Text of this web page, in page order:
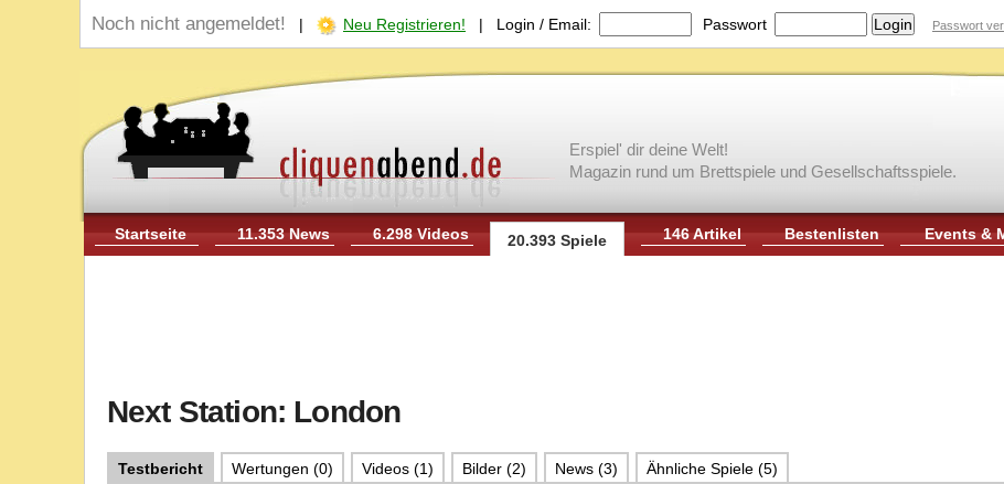
Noch nicht angemeldet! | Neu Registrieren! | Login / Email: Passwort Passwort
Erspiel' dir deine Welt!
Magazin rund um Brettspiele und Gesellschaftsspiele.
Startseite 11.353 News 6.298 Videos 20.393 Spiele 146 Artikel Bestenlisten Events &
Next Station: London
Testbericht Wertungen (0) Videos (1) Bilder (2) News (3) Ähnliche Spiele (5)